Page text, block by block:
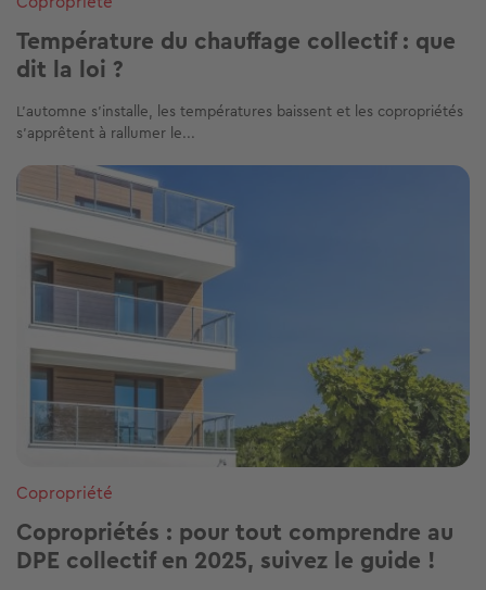
Température du chauffage collectif : que
dit la loi ?
L’automne s’installe, les températures baissent et les copropriétés
s’apprêtent à rallumer le...
Image
Copropriété
Copropriétés : pour tout comprendre au
DPE collectif en 2025, suivez le guide !